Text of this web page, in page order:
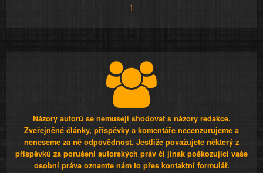
1
Názory autorů se nemusejí shodovat s názory redakce.
Zveřejněné články, příspěvky a komentáře necenzurujeme a
neneseme za ně odpovědnost. Jestliže považujete některý z
příspěvků za porušení autorských práv či jinak poškozující vaše
osobní práva oznamte nám to přes kontaktní formulář.